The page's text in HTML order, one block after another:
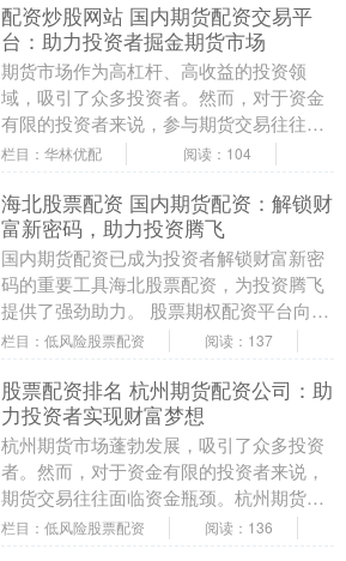
配资炒股网站 国内期货配资交易平
台：助力投资者掘金期货市场
期货市场作为高杠杆、高收益的投资领
域，吸引了众多投资者。然而，对于资金
有限的投资者来说，参与期货交易往往面
临资金不足的困境。国内期货配资交易平
栏目：华林优配 阅读：104
海北股票配资 国内期货配资：解锁财
富新密码，助力投资腾飞
国内期货配资已成为投资者解锁财富新密
码的重要工具海北股票配资，为投资腾飞
提供了强劲助力。 股票期权配资平台向投
资者提供杠杆资金，投资者用这笔资金购
栏目：低风险股票配资 阅读：137
股票配资排名 杭州期货配资公司：助
力投资者实现财富梦想
杭州期货市场蓬勃发展，吸引了众多投资
者。然而，对于资金有限的投资者来说，
期货交易往往面临资金瓶颈。杭州期货配
资公司应运而生股票配资排名，为投资者
栏目：低风险股票配资 阅读：136